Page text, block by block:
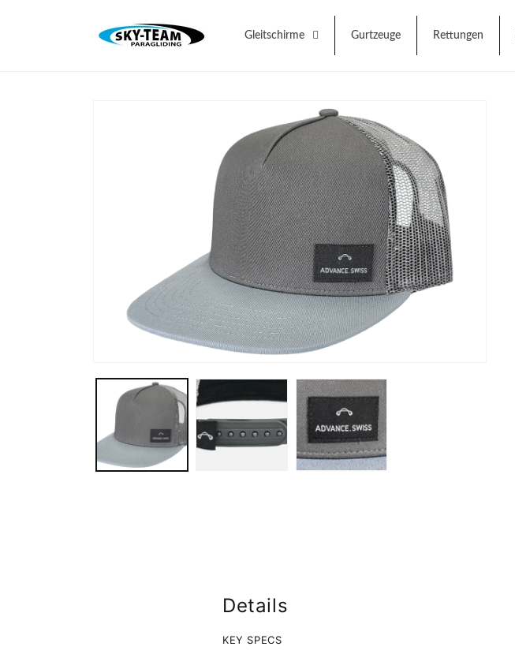
Gleitschirme Gurtzeuge Rettungen
1
Modal
öffnen
Details
KEY SPECS